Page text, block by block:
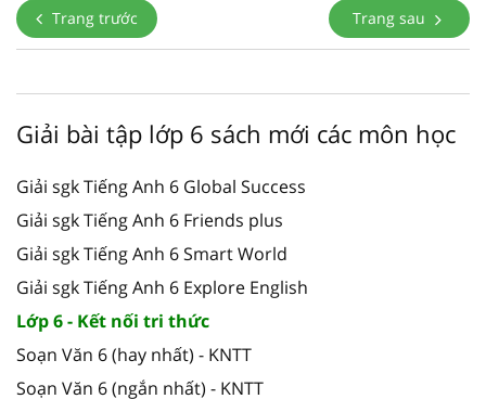
Trang trước Trang sau
Giải bài tập lớp 6 sách mới các môn học
Giải sgk Tiếng Anh 6 Global Success
Giải sgk Tiếng Anh 6 Friends plus
Giải sgk Tiếng Anh 6 Smart World
Giải sgk Tiếng Anh 6 Explore English
Lớp 6 - Kết nối tri thức
Soạn Văn 6 (hay nhất) - KNTT
Soạn Văn 6 (ngắn nhất) - KNTT